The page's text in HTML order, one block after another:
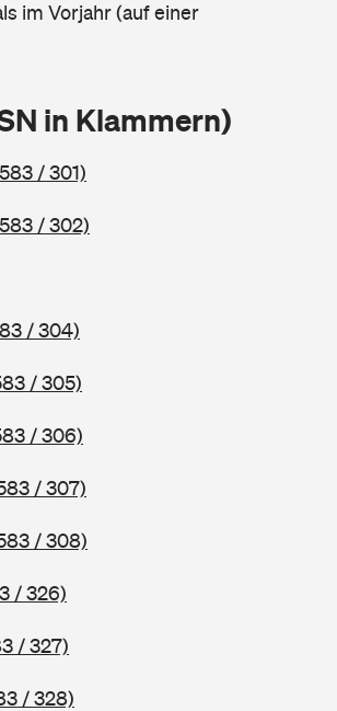
im Vorjahr (auf einer
in Klammern)
/ 301)
/ 302)
/ 304)
/ 305)
/ 306)
/ 307)
/ 308)
/ 326)
/ 327)
/ 328)